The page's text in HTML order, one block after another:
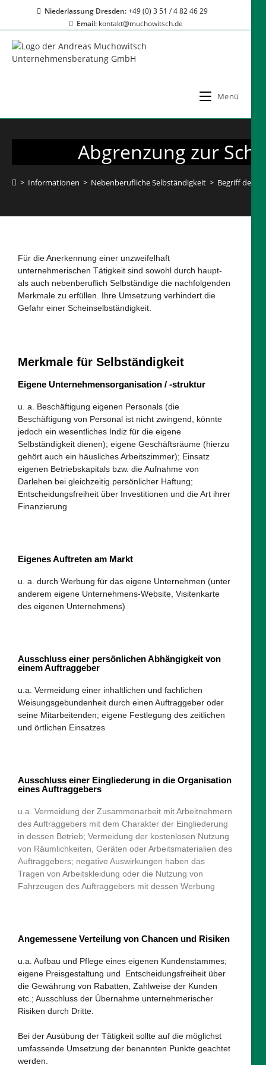
Niederlassung Dresden:+49 (0) 3 51 / 4 82 46 29
Email: kontakt@muchowitsch.de
Menü
Abgrenzung zur
> Informationen > Nebenberufliche Selbständigkeit > Begriff der
Für die Anerkennung einer unzweifelhaft
unternehmerischen Tätigkeit sind sowohl durch haupt-
als auch nebenberuflich Selbständige die nachfolgenden
Merkmale zu erfüllen. Ihre Umsetzung verhindert die
Gefahr einer Scheinselbständigkeit.
Merkmale für Selbständigkeit
Eigene Unternehmensorganisation / -struktur
u. a. Beschäftigung eigenen Personals (die
Beschäftigung von Personal ist nicht zwingend, könnte
jedoch ein wesentliches Indiz für die eigene
Selbständigkeit dienen); eigene Geschäftsräume (hierzu
gehört auch ein häusliches Arbeitszimmer); Einsatz
eigenen Betriebskapitals bzw. die Aufnahme von
Darlehen bei gleichzeitig persönlicher Haftung;
Entscheidungsfreiheit über Investitionen und die Art ihrer
Finanzierung
Eigenes Auftreten am Markt
u. a. durch Werbung für das eigene Unternehmen (unter
anderem eigene Unternehmens-Website, Visitenkarte
des eigenen Unternehmens)
Ausschluss einer persönlichen Abhängigkeit von
einem Auftraggeber
u.a. Vermeidung einer inhaltlichen und fachlichen
Weisungsgebundenheit durch einen Auftraggeber oder
seine Mitarbeitenden; eigene Festlegung des zeitlichen
und örtlichen Einsatzes
Ausschluss einer Eingliederung in die Organisation
eines Auftraggebers
u.a. Vermeidung der Zusammenarbeit mit Arbeitnehmern
des Auftraggebers mit dem Charakter der Eingliederung
in dessen Betrieb; Vermeidung der kostenlosen Nutzung
von Räumlichkeiten, Geräten oder Arbeitsmaterialien des
Auftraggebers; negative Auswirkungen haben das
Tragen von Arbeitskleidung oder die Nutzung von
Fahrzeugen des Auftraggebers mit dessen Werbung
Angemessene Verteilung von Chancen und Risiken
u.a. Aufbau und Pflege eines eigenen Kundenstammes;
eigene Preisgestaltung und Entscheidungsfreiheit über
die Gewährung von Rabatten, Zahlweise der Kunden
etc.; Ausschluss der Übernahme unternehmerischer
Risiken durch Dritte.
Bei der Ausübung der Tätigkeit sollte auf die möglichst
umfassende Umsetzung der benannten Punkte geachtet
werden.